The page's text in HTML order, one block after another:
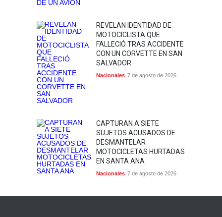
REVELAN IDENTIDAD DE
MOTOCICLISTA QUE
FALLECIÓ TRAS ACCIDENTE
CON UN CORVETTE EN SAN
SALVADOR
Nacionales 7 de agosto de 2026
CAPTURAN A SIETE
SUJETOS ACUSADOS DE
DESMANTELAR
MOTOCICLETAS HURTADAS
EN SANTA ANA
Nacionales 7 de agosto de 2026